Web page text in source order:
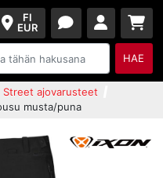
FI
EUR
HAE
Street ajovarusteet
musta/puna